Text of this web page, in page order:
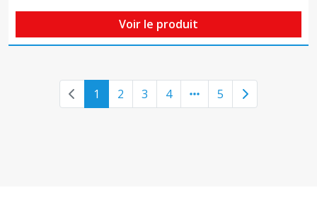
Voir le produit
Previous page
1 2 3 4 5 Next page